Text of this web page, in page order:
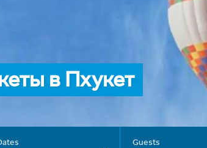
в Пхукет
Guests